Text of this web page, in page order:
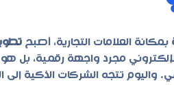
بمكانة العلامات التجارية، أصبح
مجرد واجهة رقمية، بل
واليوم تتجه الشركات الذكية إلى